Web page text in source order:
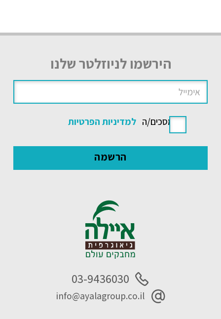
הירשמו לניוזלטר שלנו
אני מסכים/ה למדיניות הפרטיות
03-9436030
info@ayalagroup.co.il